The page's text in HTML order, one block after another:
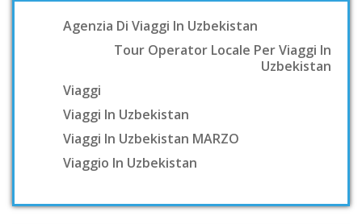
Agenzia Di Viaggi In Uzbekistan
Tour Operator Locale Per Viaggi In
Uzbekistan
Viaggi
Viaggi In Uzbekistan
Viaggi In Uzbekistan MARZO
Viaggio In Uzbekistan